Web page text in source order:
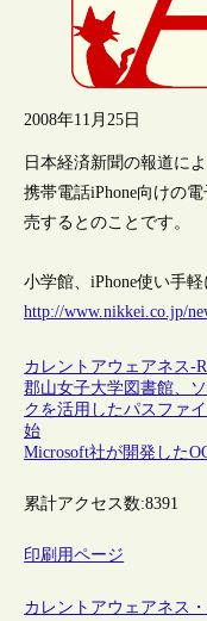
2008年11月25日
日本経済新聞の報道に
携帯電話iPhone向けの
売するとのことです。
小学館、iPhone使い手
http://www.nikkei.co.jp/
カレントアウェアネス-R
郡山女子大学図書館、
クを活用したパスファ
始
Microsoft社が開発した
累計アクセス数:8391
印刷用ページ
カレントアウェアネス